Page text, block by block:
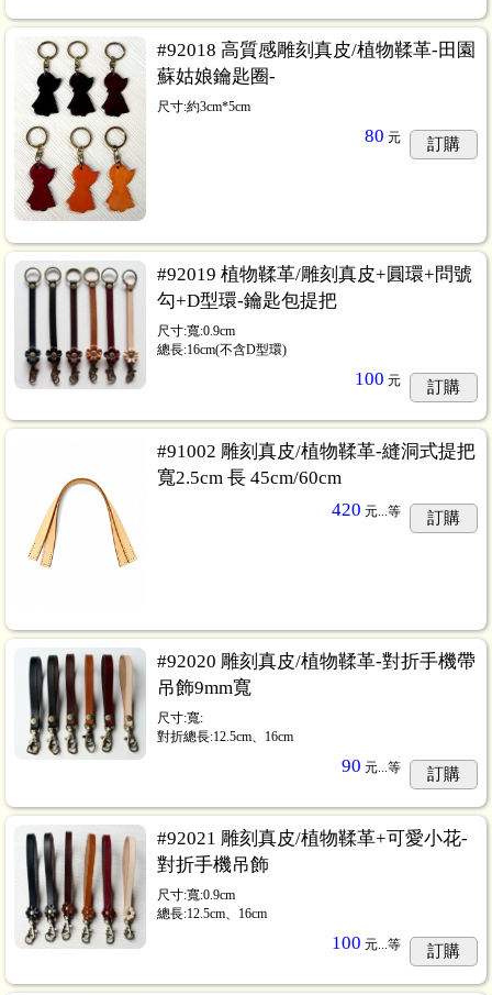
#92018 高質感雕刻真皮/植物鞣革-田園
蘇姑娘鑰匙圈-
尺寸:約3cm*5cm
80 元 訂購
#92019 植物鞣革/雕刻真皮+圓環+問號
勾+D型環-鑰匙包提把
尺寸:寬:0.9cm
總長:16cm(不含D型環)
100 元 訂購
#91002 雕刻真皮/植物鞣革-縫洞式提把
寬2.5cm 長 45cm/60cm
420 元...等 訂購
#92020 雕刻真皮/植物鞣革-對折手機帶
吊飾9mm寬
尺寸:寬:
對折總長:12.5cm、16cm
90 元... 等 訂購
#92021 雕刻真皮/植物鞣革+可愛小花-
對折手機吊飾
尺寸:寬:0.9cm
總長:12.5cm、16cm
100 元... 等 訂購